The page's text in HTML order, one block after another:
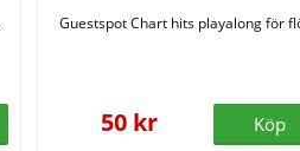
Guestspot Chart hits playalong för
50 kr Köp